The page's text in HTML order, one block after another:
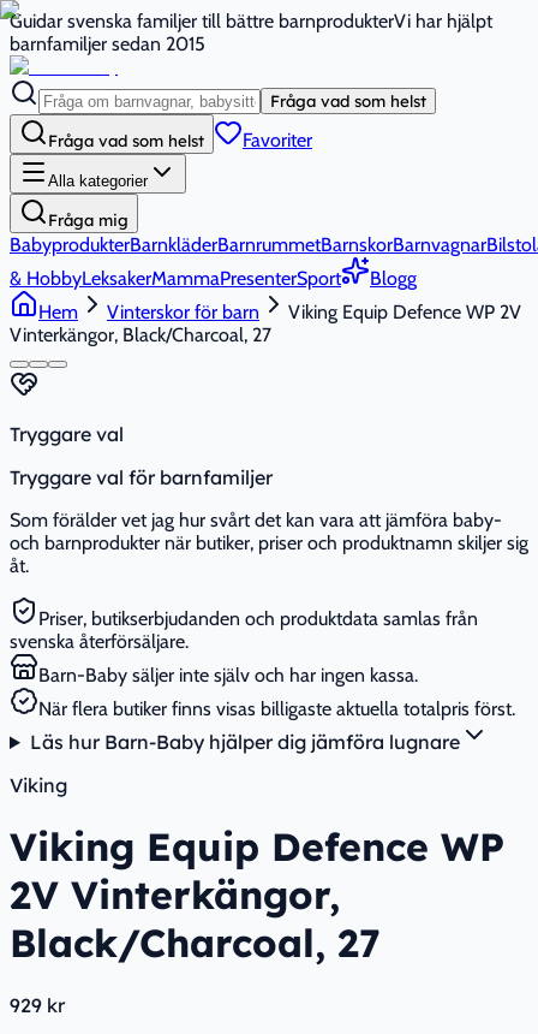
Guidar svenska familjer till bättre barnprodukterVi har hjälpt
barnfamiljer sedan 2015
Fråga vad som helst
Fråga vad som helst Favoriter
Alla kategorier
Fråga mig
BabyprodukterBarnkläderBarnrummetBarnskorBarnvagnar
& HobbyLeksakerMammaPresenterSport
Blogg
Hem
Vinterskor för barn
Viking Equip Defence WP 2V
Vinterkängor, Black/Charcoal, 27
Tryggare val
Tryggare val för barnfamiljer
Som förälder vet jag hur svårt det kan vara att jämföra baby-
och barnprodukter när butiker, priser och produktnamn skiljer sig
åt.
Priser, butikserbjudanden och produktdata samlas från
svenska återförsäljare.
Barn-Baby säljer inte själv och har ingen kassa.
När flera butiker finns visas billigaste aktuella totalpris först.
Läs hur Barn-Baby hjälper dig jämföra lugnare
Viking
Viking Equip Defence WP
2V Vinterkängor,
Black/Charcoal, 27
929 kr